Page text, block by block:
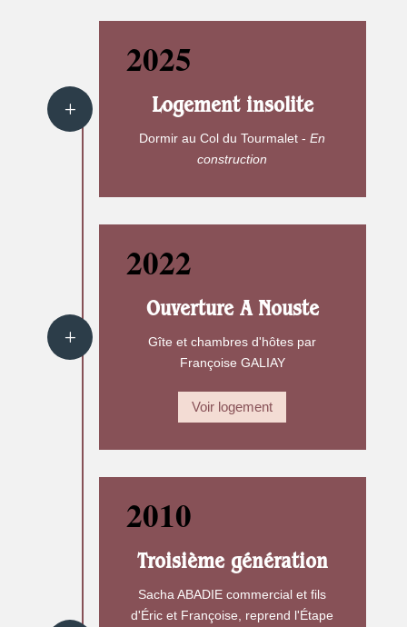
2025
Logement insolite
Dormir au Col du Tourmalet -En
construction
2022
Ouverture A Nouste
Gîte et chambres d'hôtes par
Françoise GALIAY
Voir logement
2010
Troisième génération
Sacha ABADIE commercial et fils
d'Éric et Françoise, reprend l'Étape